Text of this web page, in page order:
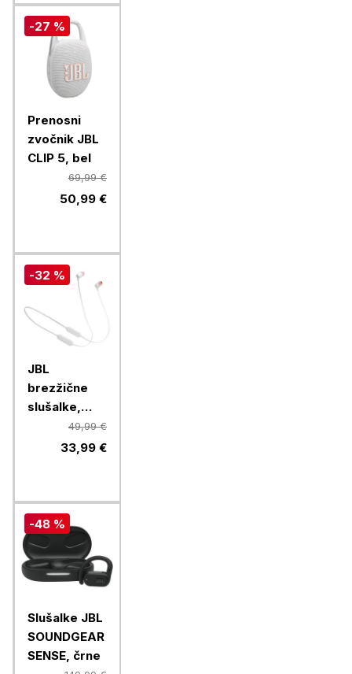
-27 %
Prenosni
zvočnik JBL
CLIP 5, bel
69,99 €
50,99 €
-32 %
JBL
brezžične
slušalke,
Tune 125BT,
White
49,99 €
33,99 €
-48 %
Slušalke JBL
SOUNDGEAR
SENSE, črne